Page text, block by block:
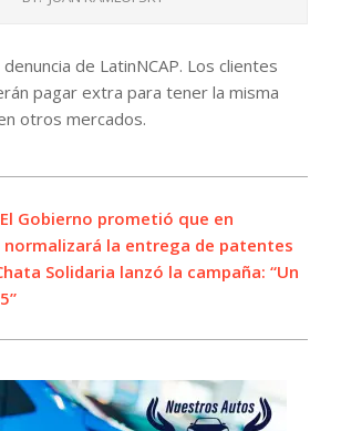
de LatinNCAP. Los clientes
pagar extra para tener la misma
otros mercados.
El Gobierno prometió que en
normalizará la entrega de patentes
Solidaria lanzó la campaña: “Un